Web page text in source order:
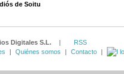
de Soitu
Digitales S.L. |
RSS
| Quiénes somos | Contacto |